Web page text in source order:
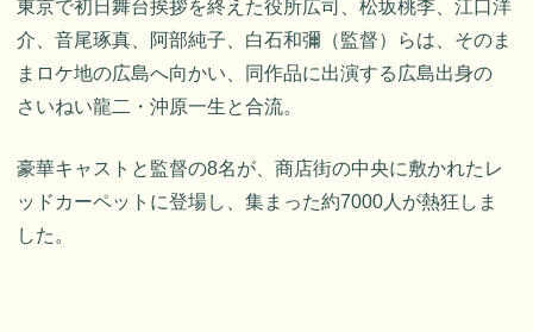
東京で初日舞台挨拶を終えた役所広司、松坂桃李、江口洋
介、音尾琢真、阿部純子、白石和彌（監督）らは、そのま
まロケ地の広島へ向かい、同作品に出演する広島出身の
さいねい龍二・沖原一生と合流。
豪華キャストと監督の8名が、商店街の中央に敷かれたレ
ッドカーペットに登場し、集まった約7000人が熱狂しま
した。